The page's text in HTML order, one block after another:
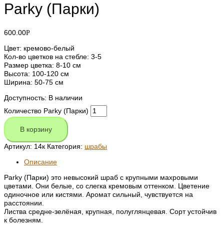
Parky (Парки)
600.00Р
Цвет: кремово-белый
Кол-во цветков на стебле: 3-5
Размер цветка: 8-10 см
Высота: 100-120 см
Ширина: 50-75 см
Доступность: В наличии
Количество Parky (Парки)
В корзину
Артикул: 14к Категория: шрабы
Описание
Parky (Парки) это невысокий шраб с крупными махровыми
цветами. Они белые, со слегка кремовым оттенком. Цветение
одиночное или кистями. Аромат сильный, чувствуется на
расстоянии.
Листва средне-зелёная, крупная, полуглянцевая. Сорт устойчив
к болезням.